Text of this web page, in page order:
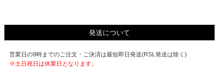
発送について
営業日の9時までのご注文・ご決済は最短即日発送(RSL発送は除く)
※土日祝日は休業日となります。